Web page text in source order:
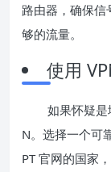
路由器，确保信
够的流量。
使用
如果怀疑
N。选择一个可
PT 官网的国家